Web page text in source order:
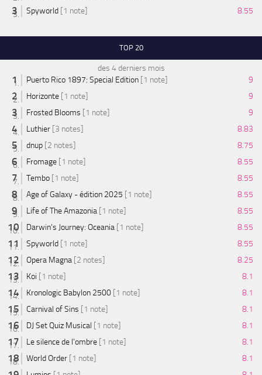
Spyworld [1 note] 8.55
TOP 20
des 4 derniers mois
Puerto Rico 1897: Special Edition [1 note]
9
Horizonte [1 note]
9
Frosted Blooms [1 note]
9
Luthier [3 notes]
8.83
dnup [2 notes]
8.75
Fromage [1 note]
8.55
Tembo [1 note]
8.55
Age of Galaxy - édition 2025 [1 note]
8.55
Life of The Amazonia [1 note]
8.55
Darwin's Journey: Oceania [1 note]
8.55
Spyworld [1 note]
8.55
Opera Magna [2 notes]
8.25
Koi [1 note]
8.1
Kronologic Babylon 2500 [1 note]
8.1
Carnival of Sins [1 note]
8.1
DJ Set Quiz Musical [1 note]
8.1
Le silence de l'ombre [1 note]
8.1
World Order [1 note]
8.1